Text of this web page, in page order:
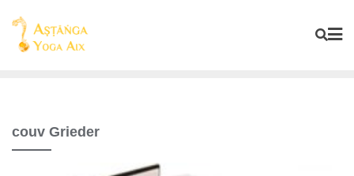
couv Grieder